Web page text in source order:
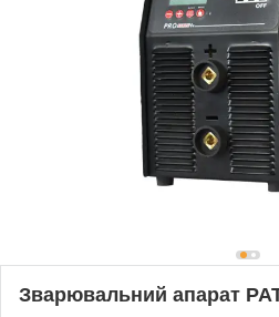
Зварювальний апарат